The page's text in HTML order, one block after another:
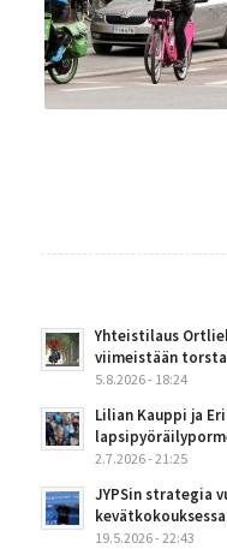
Yhteistilaus
viimeistään
5.8.2026 - 18:24
Lilian Kauppi ja
2.7.2026 - 21:25
JYPSin strategia
kevätkokouksessa
19.5.2026 - 22:43